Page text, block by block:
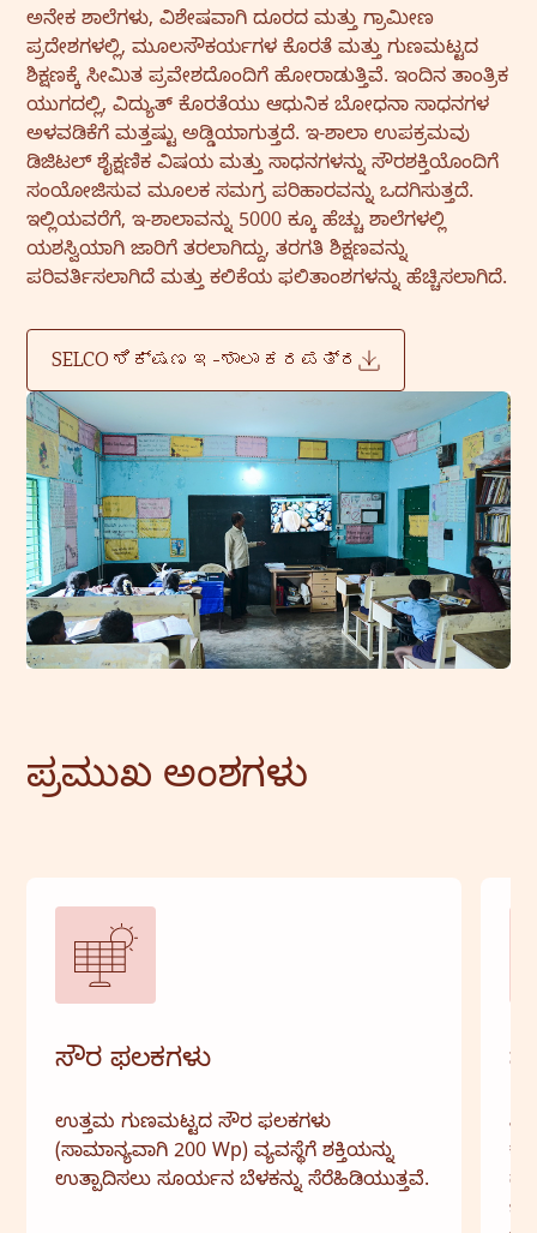
ಅನೇಕ ಶಾಲೆಗಳು, ವಿಶೇಷವಾಗಿ ದೂರದ ಮತ್ತು ಗ್ರಾಮೀಣ
ಪ್ರದೇಶಗಳಲ್ಲಿ, ಮೂಲಸೌಕರ್ಯಗಳ ಕೊರತೆ ಮತ್ತು ಗುಣಮಟ್ಟದ
ಶಿಕ್ಷಣಕ್ಕೆ ಸೀಮಿತ ಪ್ರವೇಶದೊಂದಿಗೆ ಹೋರಾಡುತ್ತಿವೆ. ಇಂದಿನ ತಾಂತ್ರಿಕ
ಯುಗದಲ್ಲಿ, ವಿದ್ಯುತ್ ಕೊರತೆಯು ಆಧುನಿಕ ಬೋಧನಾ ಸಾಧನಗಳ
ಅಳವಡಿಕೆಗೆ ಮತ್ತಷ್ಟು ಅಡ್ಡಿಯಾಗುತ್ತದೆ. ಇ-ಶಾಲಾ ಉಪಕ್ರಮವು
ಡಿಜಿಟಲ್ ಶೈಕ್ಷಣಿಕ ವಿಷಯ ಮತ್ತು ಸಾಧನಗಳನ್ನು ಸೌರಶಕ್ತಿಯೊಂದಿಗೆ
ಸಂಯೋಜಿಸುವ ಮೂಲಕ ಸಮಗ್ರ ಪರಿಹಾರವನ್ನು ಒದಗಿಸುತ್ತದೆ.
ಇಲ್ಲಿಯವರೆಗೆ, ಇ-ಶಾಲಾವನ್ನು 5000 ಕ್ಕೂ ಹೆಚ್ಚು ಶಾಲೆಗಳಲ್ಲಿ
ಯಶಸ್ವಿಯಾಗಿ ಜಾರಿಗೆ ತರಲಾಗಿದ್ದು, ತರಗತಿ ಶಿಕ್ಷಣವನ್ನು
ಪರಿವರ್ತಿಸಲಾಗಿದೆ ಮತ್ತು ಕಲಿಕೆಯ ಫಲಿತಾಂಶಗಳನ್ನು ಹೆಚ್ಚಿಸಲಾಗಿದೆ.
SELCO ಶಿಕ್ಷಣ ಇ-ಶಾಲಾ ಕರಪತ್ರ
ಪ್ರಮುಖ ಅಂಶಗಳು
ಸೌರ ಫಲಕಗಳು
ಉತ್ತಮ ಗುಣಮಟ್ಟದ ಸೌರ ಫಲಕಗಳು
(ಸಾಮಾನ್ಯವಾಗಿ 200 Wp) ವ್ಯವಸ್ಥೆಗೆ ಶಕ್ತಿಯನ್ನು
ಉತ್ಪಾದಿಸಲು ಸೂರ್ಯನ ಬೆಳಕನ್ನು ಸೆರೆಹಿಡಿಯುತ್ತವೆ.